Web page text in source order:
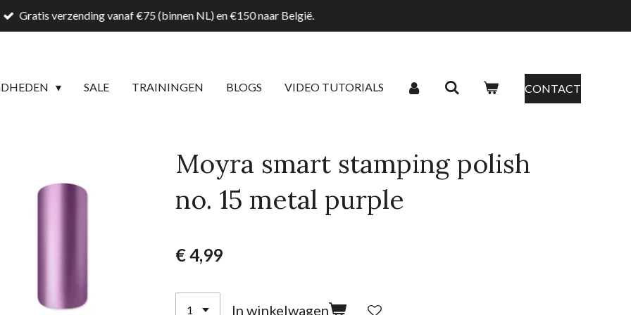
Gratis verzending vanaf €75 (binnen NL) en €150 naar België.
SALE TRAININGEN BLOGS VIDEO TUTORIALS CONTACT
Moyra smart stamping polish
no. 15 metal purple
€ 4,99
In winkelwagen